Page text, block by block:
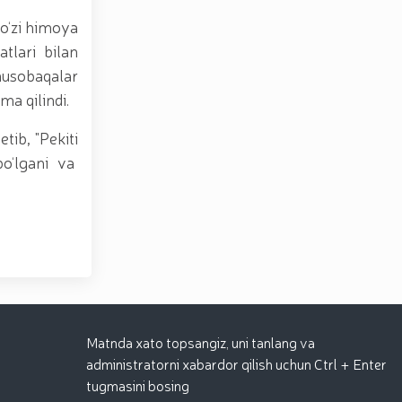
himoya
bilan
qilindi.
"Pekiti
va
Matnda xato topsangiz, uni tanlang va
administratorni xabardor qilish uchun Ctrl + Enter
tugmasini bosing